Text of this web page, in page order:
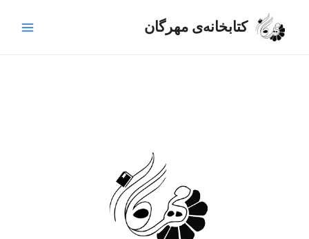
کتابخانه‌ی مهرگان